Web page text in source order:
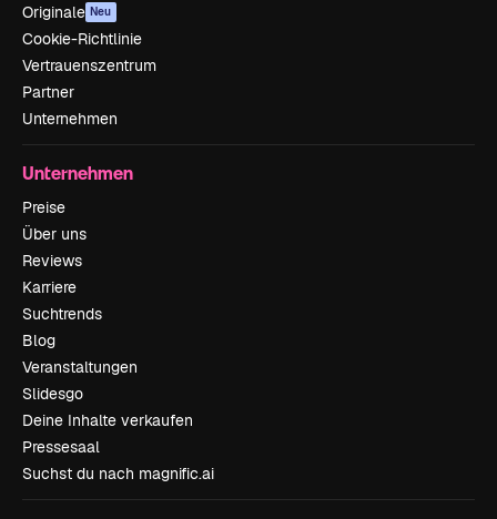
Originale Neu
Cookie-Richtlinie
Vertrauenszentrum
Partner
Unternehmen
Unternehmen
Preise
Über uns
Reviews
Karriere
Suchtrends
Blog
Veranstaltungen
Slidesgo
Deine Inhalte verkaufen
Pressesaal
Suchst du nach magnific.ai